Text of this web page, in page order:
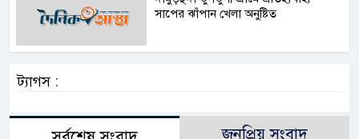
সাপের ঝাঁপান খেলা অনুষ্টিত
ট্যাগস :
জনপ্রিয় সংবাদ